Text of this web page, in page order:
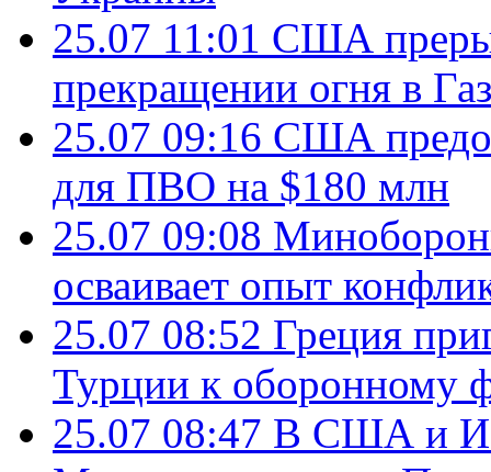
25.07 11:01 США
прекращении огня в
25.07 09:16 США
для ПВО на $180 млн
25.07 09:08
осваивает опыт
25.07 08:52 Греция
Турции к оборонному
25.07 08:47 В США и